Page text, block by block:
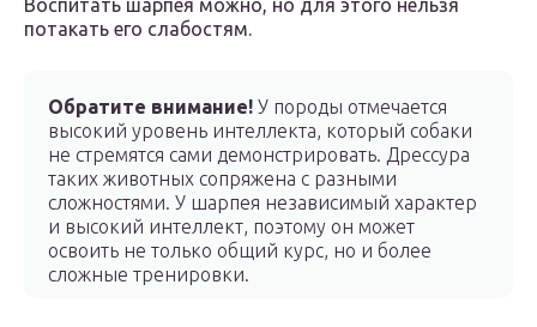
Воспитать шарпея можно, но для этого нельзя
потакать его слабостям.
Обратите внимание! У породы отмечается
высокий уровень интеллекта, который собаки
не стремятся сами демонстрировать. Дрессура
таких животных сопряжена с разными
сложностями. У шарпея независимый характер
и высокий интеллект, поэтому он может
освоить не только общий курс, но и более
сложные тренировки.